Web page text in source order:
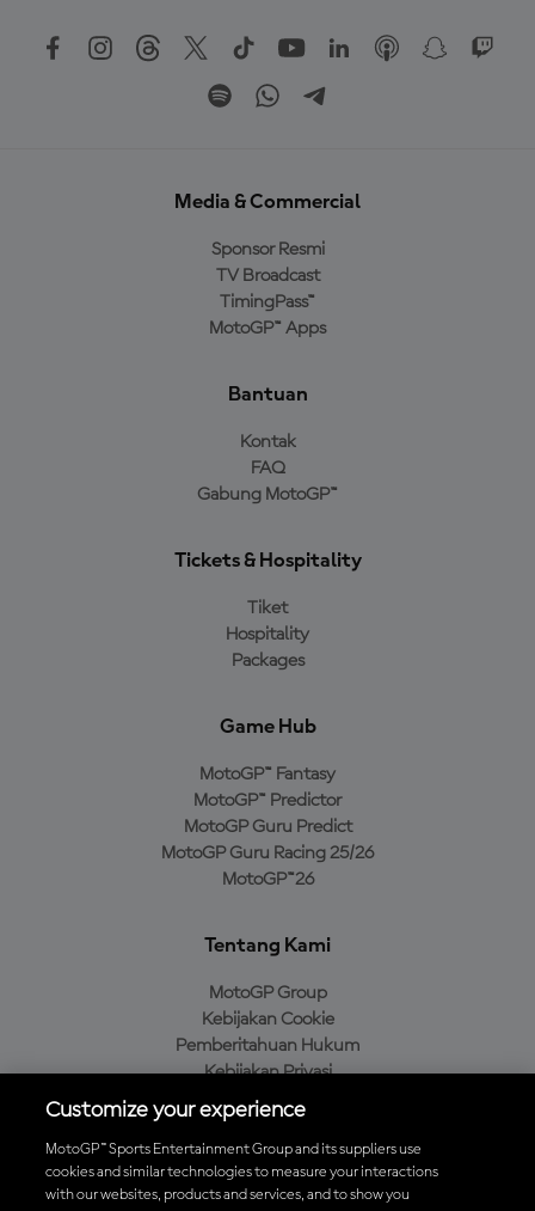
Media & Commercial
Sponsor Resmi
TV Broadcast
TimingPass™
MotoGP™ Apps
Bantuan
Kontak
FAQ
Gabung MotoGP™
Tickets & Hospitality
Tiket
Hospitality
Packages
Game Hub
MotoGP™ Fantasy
MotoGP™ Predictor
MotoGP Guru Predict
MotoGP Guru Racing 25/26
MotoGP™26
Tentang Kami
MotoGP Group
Kebijakan Cookie
Pemberitahuan Hukum
Kebijakan Privasi
Kebijakan Pembelian
Unduh Aplikasi Resmi MotoGP™
Customize your experience
MotoGP™ Sports Entertainment Group and its suppliers use
cookies and similar technologies to measure your interactions
with our websites, products and services, and to show you